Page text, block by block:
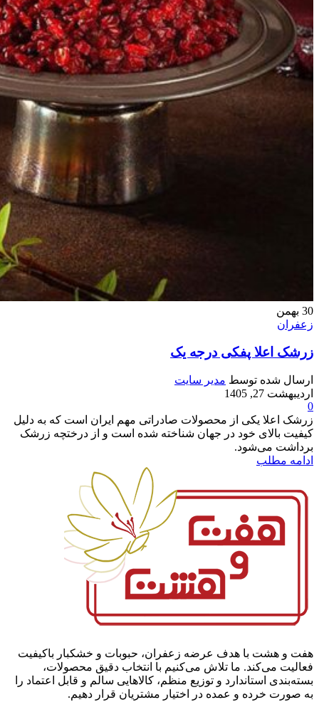
30 بهمن
زعفران
زرشک اعلا پفکی درجه یک
ارسال شده توسط مدیر سایت
اردیبهشت 27, 1405
0
زرشک اعلا یکی از محصولات صادراتی مهم ایران است که به دلیل
کیفیت بالای خود در جهان شناخته شده است و از درختچه زرشک
برداشت می‌شود.
ادامه مطلب
هفت و هشت با هدف عرضه زعفران، حبوبات و خشکبار باکیفیت
فعالیت می‌کند. ما تلاش می‌کنیم با انتخاب دقیق محصولات،
بسته‌بندی استاندارد و توزیع منظم، کالاهایی سالم و قابل اعتماد را
به صورت خرده و عمده در اختیار مشتریان قرار دهیم.